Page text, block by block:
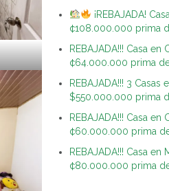
¡REBAJADA!
¢108.000.000 prima
REBAJADA!!! Casa en
¢64.000.000 prima
REBAJADA!!! 3 Casas
$550.000.000 prima
REBAJADA!!! Casa en
¢60.000.000 prima
REBAJADA!!! Casa en
¢80.000.000 prima